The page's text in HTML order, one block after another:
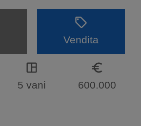
sell
Vendita
space_dashboard
5 vani
euro_symbol
600.000